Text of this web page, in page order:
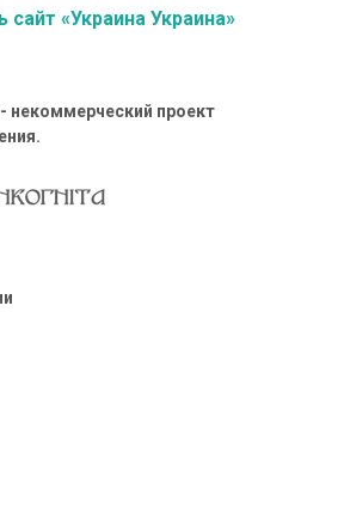
«Украина Украина»
некоммерческий проект